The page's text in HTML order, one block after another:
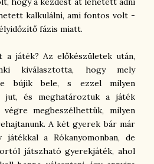
kalkulálni, ami fontos volt -
fázis miatt.
játék? Az előkészületek után,
kiválasztotta, hogy mely
bújik bele, s ezzel milyen
jut, és meghatároztuk a játék
megbeszélhettük, milyen
A két gyerek bár már
a Rókanyomonban, de
játszható gyerekjáték, ahol